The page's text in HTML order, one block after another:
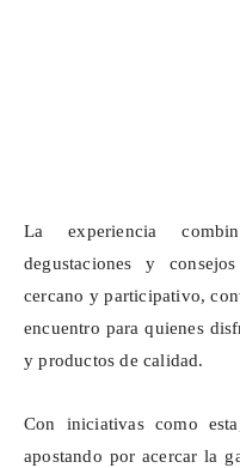
La experiencia
degustaciones y
cercano y participativo,
encuentro para quienes
y productos de calidad.
Con iniciativas como
apostando por acercar la